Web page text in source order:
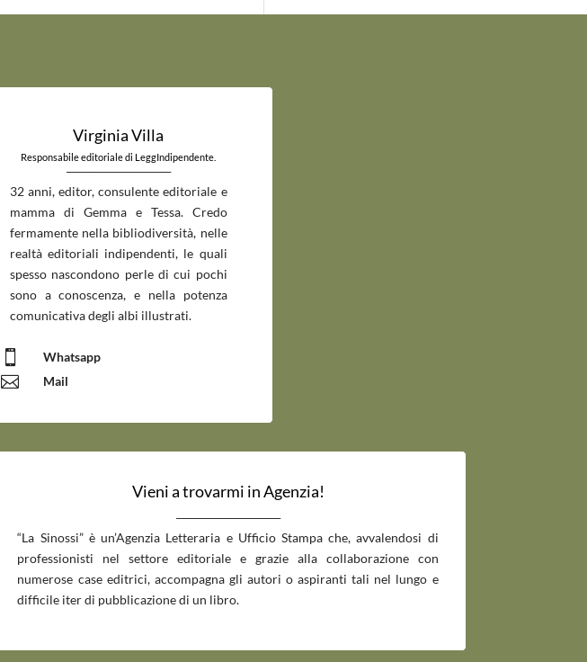
Virginia Villa
Responsabile editoriale di LeggIndipendente.
_____________________________
32 anni, editor, consulente editoriale e
mamma di Gemma e Tessa. Credo
fermamente nella bibliodiversità, nelle
realtà editoriali indipendenti, le quali
spesso nascondono perle di cui pochi
sono a conoscenza, e nella potenza
comunicativa degli albi illustrati.
 Whatsapp
 Mail
Vieni a trovarmi in Agenzia!
“La Sinossi” è un’Agenzia Letteraria e Ufficio Stampa che, avvalendosi di
professionisti nel settore editoriale e grazie alla collaborazione con
numerose case editrici, accompagna gli autori o aspiranti tali nel lungo e
difficile iter di pubblicazione di un libro.